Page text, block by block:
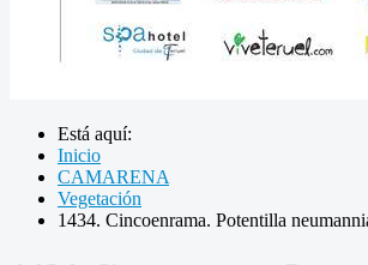
Está aquí:
Inicio
CAMARENA
Vegetación
1434. Cincoenrama. Potentilla